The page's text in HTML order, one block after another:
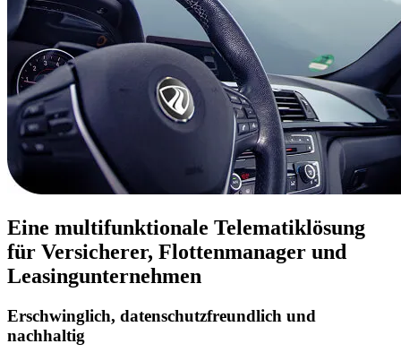
Eine multifunktionale Telematiklösung
für Versicherer, Flottenmanager und
Leasingunternehmen
Erschwinglich, datenschutzfreundlich und
nachhaltig